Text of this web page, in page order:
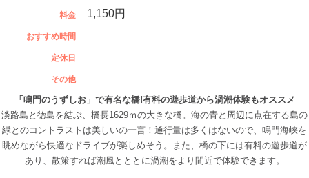
料金 1,150円
おすすめ時間
定休日
その他
「鳴門のうずしお」で有名な橋!有料の遊歩道から渦潮体験もオススメ
淡路島と徳島を結ぶ、橋長1629ｍの大きな橋。海の青と周辺に点在する島の
緑とのコントラストは美しいの一言！通行量は多くはないので、鳴門海峡を
眺めながら快適なドライブが楽しめそう。また、橋の下には有料の遊歩道が
あり、散策すれば潮風とととに渦潮をより間近で体験できます。